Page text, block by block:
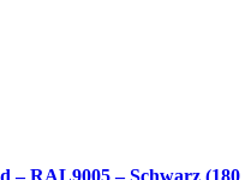
– RAL9005 – Schwarz (180